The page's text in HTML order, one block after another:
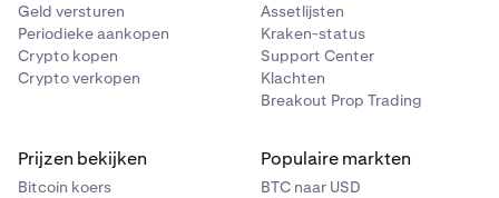
Geld versturen
Periodieke aankopen
Crypto kopen
Crypto verkopen
Assetlijsten
Kraken-status
Support Center
Klachten
Breakout Prop Trading
Prijzen bekijken
Bitcoin koers
Populaire markten
BTC naar USD